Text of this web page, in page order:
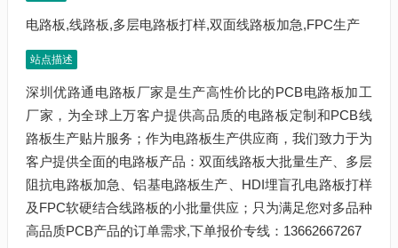
电路板,线路板,多层电路板打样,双面线路板加急,FPC生产
站点描述
深圳优路通电路板厂家是生产高性价比的PCB电路板加工
厂家，为全球上万客户提供高品质的电路板定制和PCB线
路板生产贴片服务；作为电路板生产供应商，我们致力于为
客户提供全面的电路板产品：双面线路板大批量生产、多层
阻抗电路板加急、铝基电路板生产、HDI埋盲孔电路板打样
及FPC软硬结合线路板的小批量供应；只为满足您对多品种
高品质PCB产品的订单需求,下单报价专线：13662667267